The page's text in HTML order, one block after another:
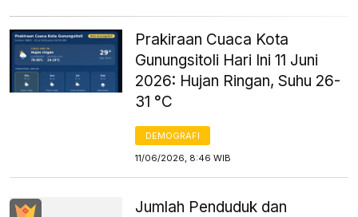
Prakiraan Cuaca Kota
Gunungsitoli Hari Ini 11 Juni
2026: Hujan Ringan, Suhu 26-
31 °C
DEMOGRAFI
11/06/2026, 8:46 WIB
Jumlah Penduduk dan